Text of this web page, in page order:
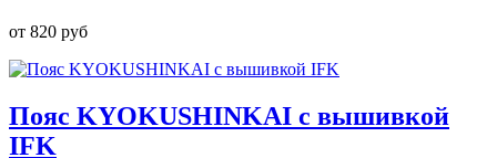
от 820 руб
Пояс KYOKUSHINKAI с вышивкой
IFK